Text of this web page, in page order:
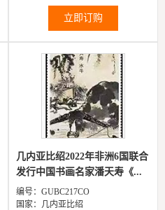
立即订购
几内亚比绍2022年非洲6国联合
发行中国书画名家潘天寿《...
编号：GUBC217CO
国家：几内亚比绍